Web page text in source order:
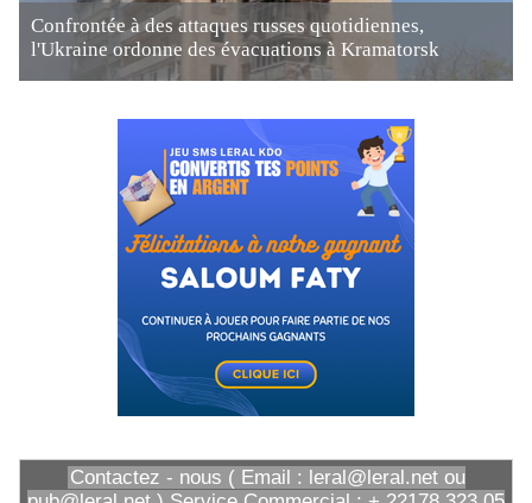
Confrontée à des attaques russes quotidiennes,
l'Ukraine ordonne des évacuations à Kramatorsk
Contactez - nous ( Email : leral@leral.net ou